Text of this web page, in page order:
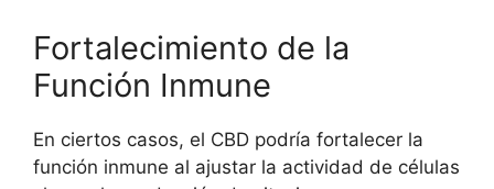
Fortalecimiento de la
Función Inmune
En ciertos casos, el CBD podría fortalecer la
función inmune al ajustar la actividad de células